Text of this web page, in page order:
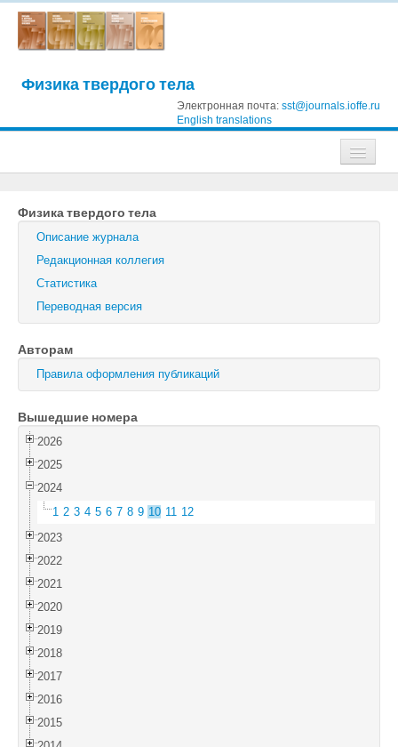
Физика твердого тела
Электронная почта: sst@journals.ioffe.ru
English translations
Журнал технической физики
Письма в Журнал технической физики
Физика твердого тела
Физика и техника полупроводников
Оптика и спектроскопия
Поиск
Войти
Физика твердого тела
Описание журнала
Редакционная коллегия
Статистика
Переводная версия
Авторам
Правила оформления публикаций
Вышедшие номера
2026
2025
2024
1 2 3 4 5 6 7 8 9 10 11 12
2023
2022
2021
2020
2019
2018
2017
2016
2015